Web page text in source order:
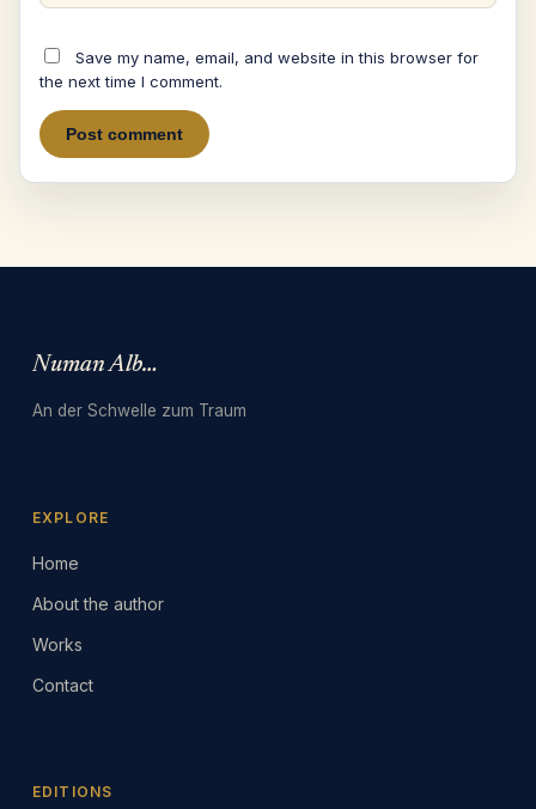
Save my name, email, and website in this browser for
the next time I comment.
Numan Albarbari
An der Schwelle zum Traum
EXPLORE
Home
About the author
Works
Contact
EDITIONS